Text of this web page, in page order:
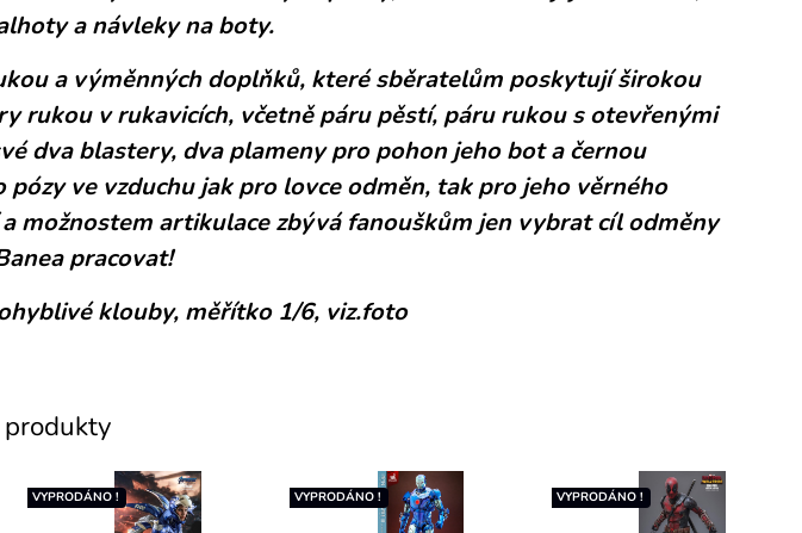
a návleky na boty.
a výměnných doplňků, které sběratelům poskytují širokou
rukou v rukavicích, včetně páru pěstí, páru rukou s otevřenými
dva blastery, dva plameny pro pohon jeho bot a černou
ve vzduchu jak pro lovce odměn, tak pro jeho věrného
možnostem artikulace zbývá fanouškům jen vybrat cíl odměny
pracovat!
klouby, měřítko 1/6, viz.foto
VYPRODÁNO ! VYPRODÁNO ! VYPRODÁNO !